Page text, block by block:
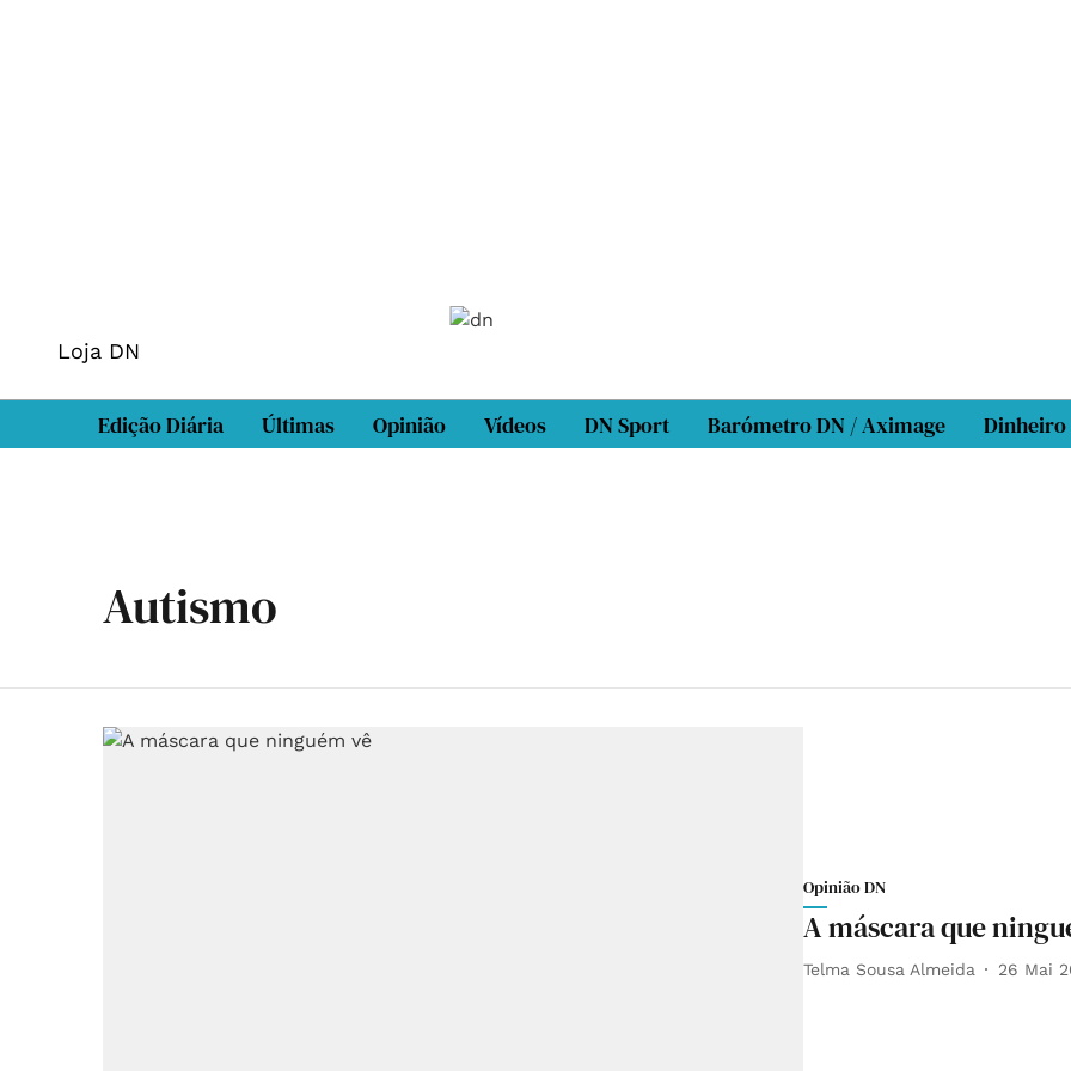
Loja DN
Edição Diária Últimas Opinião Vídeos DN Sport Barómetro DN / Aximage Dinheiro
Autismo
Opinião DN
A máscara que
Telma Sousa Almeida 26 Mai